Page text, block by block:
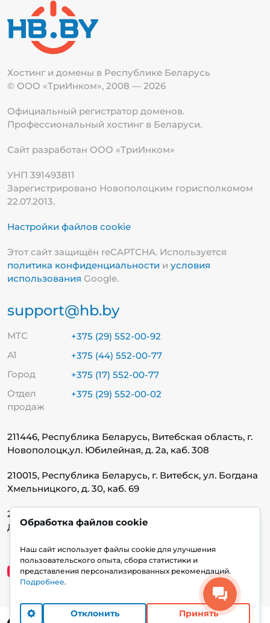
Хостинг и домены в Республике Беларусь
© ООО «ТриИнком», 2008 — 2026
Официальный регистратор доменов.
Профессиональный хостинг в Беларуси.
Сайт разработан ООО «ТриИнком»
УНП 391493811
Зарегистрировано Новополоцким горисполкомом
22.07.2013.
Настройки файлов cookie
Этот сайт защищён reCAPTCHA. Используется
политика конфиденциальности и условия
использования Google.
support@hb.by
МТС
+375 (29) 552-00-92
А1
+375 (44) 552-00-77
Город
+375 (17) 552-00-77
Отдел
продаж
+375 (29) 552-00-02
211446, Республика Беларусь, Витебская область, г.
Новополоцк,ул. Юбилейная, д. 2а, каб. 308
210015, Республика Беларусь, г. Витебск, ул. Богдана
Хмельницкого, д. 30, каб. 69
220140, Республика Беларусь, г. Минск, ул.
Домбровская, д. 9, каб. 13.1.1
Обработка файлов cookie
Наш сайт использует файлы cookie для улучшения
пользовательского опыта, сбора статистики и
представления персонализированных рекомендаций.
Подробнее.